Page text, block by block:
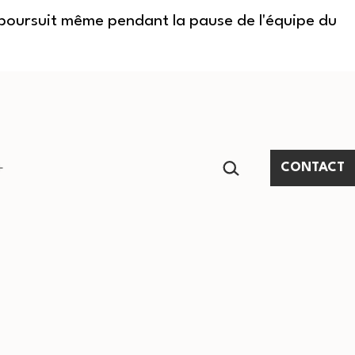
même pendant la pause de l'équipe du
RECHERCHER…
CONTACT